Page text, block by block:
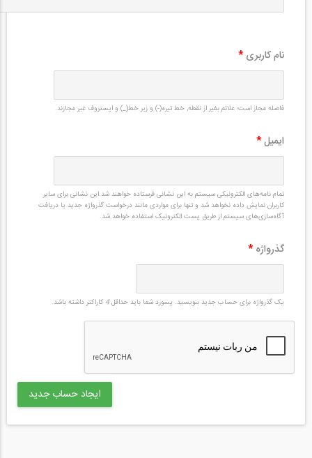
نام کاربری *
فاصله مجاز است؛ علائم بغیر از نقطه, خط تیره(-) و زیر خط(_) و اپستروف غیر مجازند.
ایمیل*
تمام نامه‌های الکترونیکی سیستم به این نشانی فرستاده خواهند شد.این نشانی برای سایر
کاربران نمایش داده نخواهد شد و تنها برای مواردی مانند درخواست گذرواژه جدید یا دریافت
آگاه‌سازی‌های سیستم از طریق پست الکترونیک استفاده خواهد شد.
گذرواژه *
یک گذرواژه برای حساب جدید بنویسید. پسورد شما باید حداقل4 کاراکتر داشته باشد.